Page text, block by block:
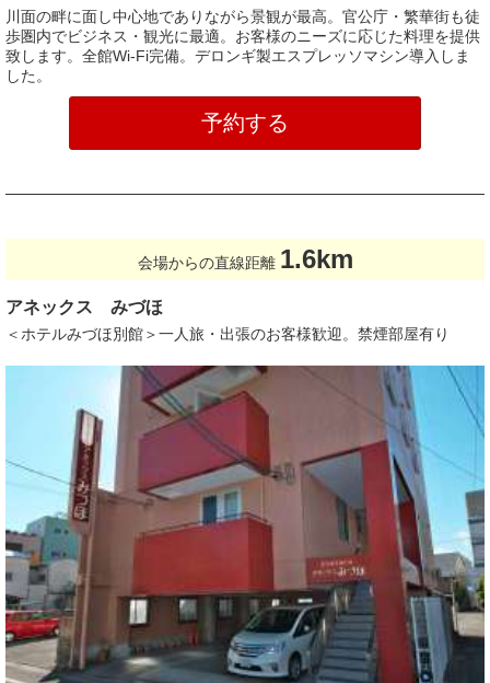
川面の畔に面し中心地でありながら景観が最高。官公庁・繁華街も徒
歩圏内でビジネス・観光に最適。お客様のニーズに応じた料理を提供
致します。全館Wi-Fi完備。デロンギ製エスプレッソマシン導入しま
した。
予約する
会場からの直線距離 1.6km
アネックス みづほ
＜ホテルみづほ別館＞一人旅・出張のお客様歓迎。禁煙部屋有り